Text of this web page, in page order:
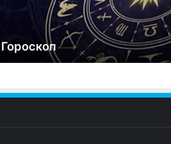
Гороскоп